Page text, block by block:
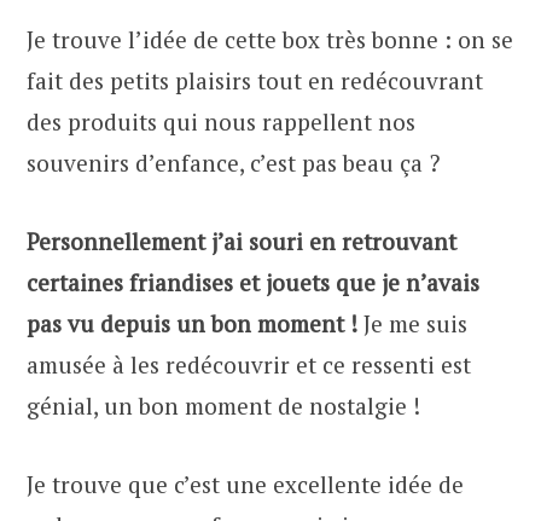
Je trouve l’idée de cette box très bonne : on se
fait des petits plaisirs tout en redécouvrant
des produits qui nous rappellent nos
souvenirs d’enfance, c’est pas beau ça ?
Personnellement j’ai souri en retrouvant
certaines friandises et jouets que je n’avais
pas vu depuis un bon moment ! Je me suis
amusée à les redécouvrir et ce ressenti est
génial, un bon moment de nostalgie !
Je trouve que c’est une excellente idée de